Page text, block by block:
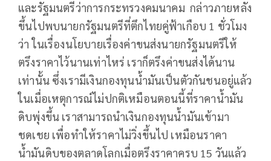
และรัฐมนตรีว่าการกระทรวงคมนาคม กล่าวภายหลัง
ขึ้นไปพบนายกรัฐมนตรีที่ตึกไทยคู่ฟ้าเกือบ 1 ชั่วโมง
ว่า ในเรื่องนโยบายเรื่องค่าขนส่งนายกรัฐมนตรีให้
ตรึงราคาไว้นานเท่าไหร่ เราก็ตรึงค่าขนส่งได้นาน
เท่านั้น ซึ่งเรามีเงินกองทุนน้ำมันเป็นตัวกันชนอยู่แล้ว
ในเมื่อเหตุการณ์ไม่ปกติเหมือนตอนนี้ที่ราคาน้ำมัน
ดิบพุ่งขึ้น เราสามารถนำเงินกองทุนน้ำมันเข้ามา
ชดเชย เพื่อทำให้ราคาไม่วิ่งขึ้นไป เหมือนราคา
น้ำมันดิบของตลาดโลกเมื่อตรึงราคาครบ 15 วันแล้ว